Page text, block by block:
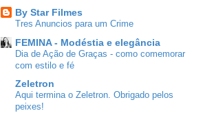
By Star Filmes
Tres Anuncios para um Crime
FEMINA - Modéstia e elegância
Dia de Ação de Graças - como comemorar
com estilo e fé
Zeletron
Aqui termina o Zeletron. Obrigado pelos
peixes!